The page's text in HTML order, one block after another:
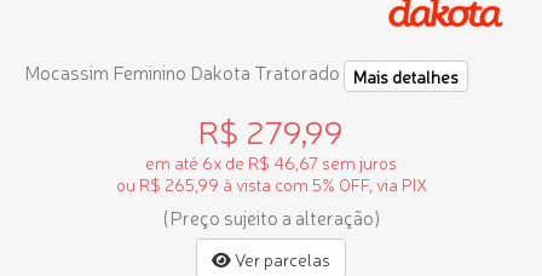
Mocassim Feminino Dakota Tratorado Mais detalhes
R$ 279,99
em até 6x de R$ 46,67 sem juros
ou R$ 265,99 à vista com 5% OFF, via PIX
(Preço sujeito a alteração)
Ver parcelas